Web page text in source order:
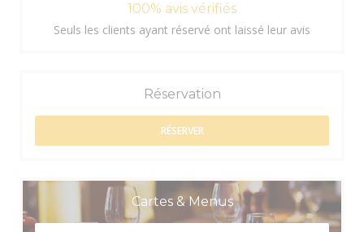
100% avis vérifiés
Seuls les clients ayant réservé ont laissé leur avis
Réservation
RÉSERVER
Cartes & Menus